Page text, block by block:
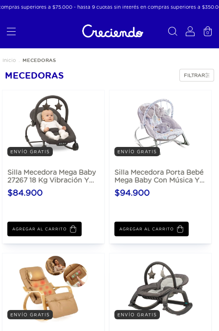
superiores a $75.000 - hasta 9 cuotas sin interés en compras superiores a $350.000
0
Inicio MECEDORAS
MECEDORAS FILTRAR
ENVÍO GRATIS
Silla Mecedora Mega Baby
27267 18 Kg Vibración Y
Música
$84.900
ENVÍO GRATIS
Silla Mecedora Porta Bebé
Mega Baby Con Música Y
Vibración Hasta 18 Kg
$94.900
AGREGAR AL CARRITO
ENVÍO GRATIS ENVÍO GRATIS